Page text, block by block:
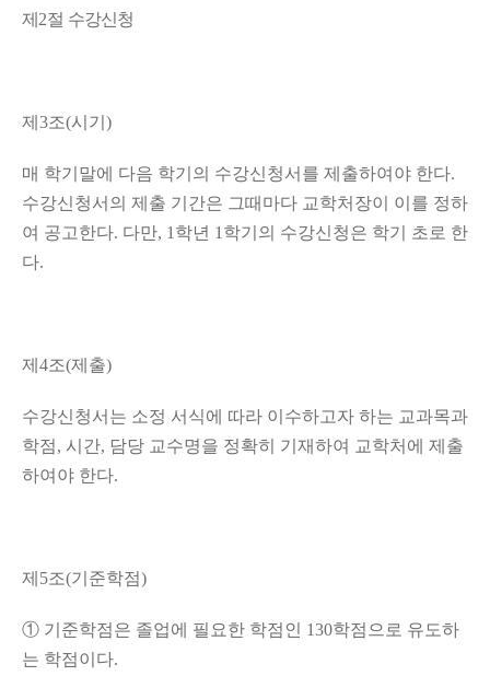
제 2절 수강신청
제 3조(시기 )
매 학기말에 다음 학기의 수강신청서를 제출하여야 한다.
수강신청서의 제출 기간은 그때마다 교학처장이 이를 정하
여 공고한다. 다만, 1 학년 1 학기의 수강신청은 학기 초로 한
다.
제 4조(제출)
수강신청서는 소정 서식에 따라 이수하고자 하는 교과목과
학점, 시간, 담당 교수명을 정확히 기재하여 교학처에 제출
하여야 한다.
제 5조(기준학점)
① 기준학점은 졸업에 필요한 학점인 130학점으로 유도하
는 학점이다.